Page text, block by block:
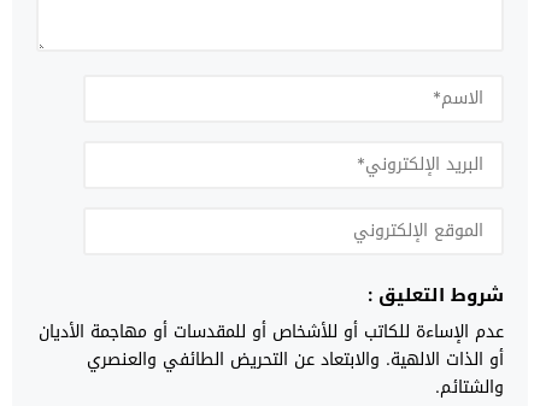
شروط التعليق :
عدم الإساءة للكاتب أو للأشخاص أو للمقدسات أو مهاجمة الأديان
أو الذات الالهية. والابتعاد عن التحريض الطائفي والعنصري
والشتائم.